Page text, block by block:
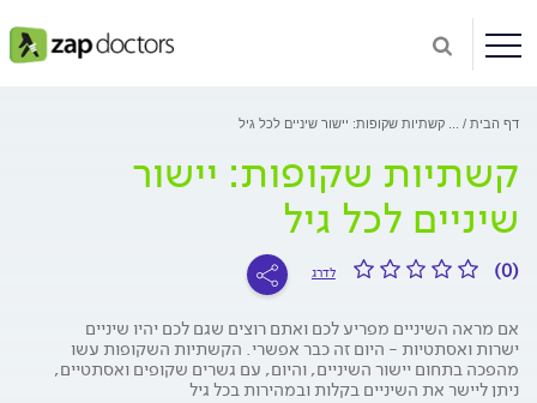
דף הבית קשתיות שקופות: יישור שיניים לכל גיל
קשתיות שקופות: יישור
שיניים לכל גיל
(0) לדרג
אם מראה השיניים מפריע לכם ואתם רוצים שגם לכם יהיו שיניים
ישרות ואסתטיות - היום זה כבר אפשרי. הקשתיות השקופות עשו
מהפכה בתחום יישור השיניים, והיום, עם גשרים שקופים ואסתטיים,
ניתן ליישר את השיניים בקלות ובמהירות בכל גיל